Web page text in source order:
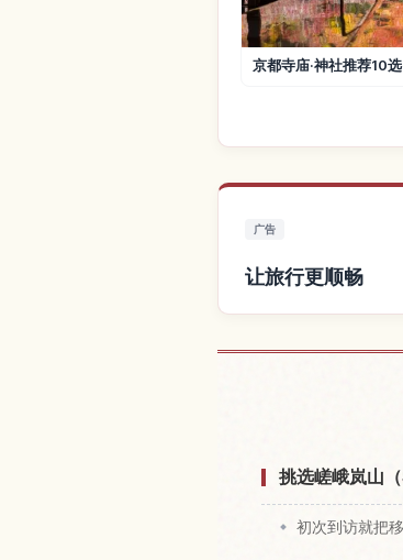
京都寺庙·神社推荐10
广告
让旅行更顺畅
挑选嵯峨岚山
初次到访就把